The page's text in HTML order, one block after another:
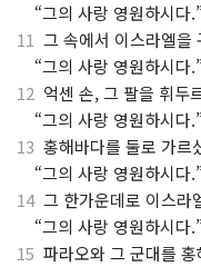
“그의 사랑 영원하시다
11 그 속에서 이스라엘을
“그의 사랑 영원하시다
12 억센 손, 그 팔을 휘두
“그의 사랑 영원하시다
13 홍해바다를 둘로 가르
“그의 사랑 영원하시다
14그 한가운데로 이스라
“그의 사랑 영원하시다
15 파라오와 그 군대를